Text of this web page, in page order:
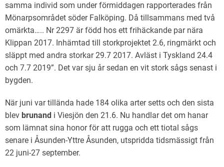
samma individ som under förmiddagen rapporterades från
Mönarpsområdet söder Falköping. Då tillsammans med två
omärkta….. Nr 2297 är född hos ett frihäckande par nära
Klippan 2017. Inhämtad till storkprojektet 2.6, ringmärkt och
släppt med andra storkar 29.7 2017. Avläst i Tyskland 24.4
och 7.7 2019”. Det var sju år sedan en vit stork sågs senast i
bygden.
När juni var tillända hade 184 olika arter setts och den sista
blev brunand i Viesjön den 21.6. Nu handlar det om hanar
som lämnat sina honor för att rugga och ett tiotal sågs
senare i Åsunden-Yttre Åsunden, utspridda tidsmässigt från
22 juni-27 september.